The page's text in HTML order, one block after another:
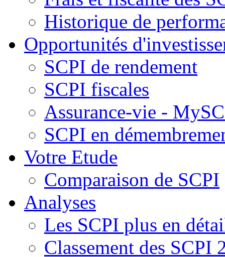
Historique de
Opportunités
SCPI de rendement
SCPI fiscales
Assurance-vie -
SCPI en
Votre Etude
Comparaison de SCPI
Analyses
Les SCPI plus en
Classement des SCPI